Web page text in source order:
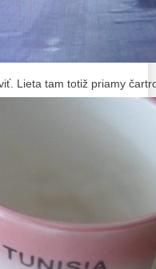
Lieta tam totiž priamy